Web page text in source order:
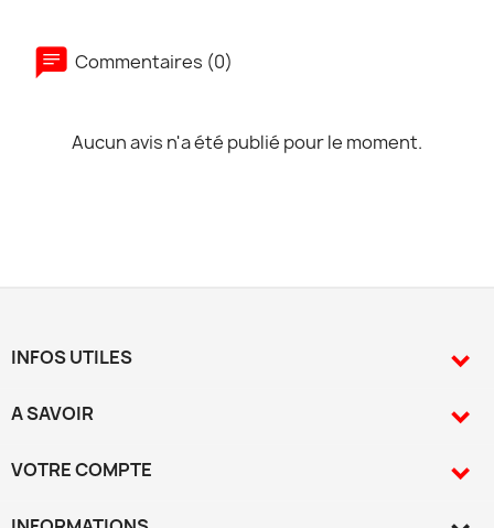
Commentaires (0)
Aucun avis n'a été publié pour le moment.
INFOS UTILES 
A SAVOIR 
VOTRE COMPTE 